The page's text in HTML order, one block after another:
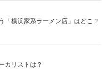
「横浜家系ラーメン店」はどこ？
カリストは？